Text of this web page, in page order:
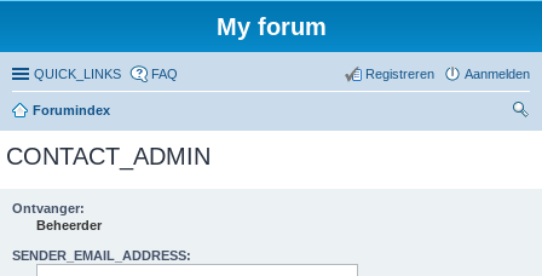
My forum
QUICK_LINKS FAQ Aanmelden
Registreren
Forumindex
CONTACT_ADMIN
Ontvanger:
Beheerder
SENDER_EMAIL_ADDRESS: